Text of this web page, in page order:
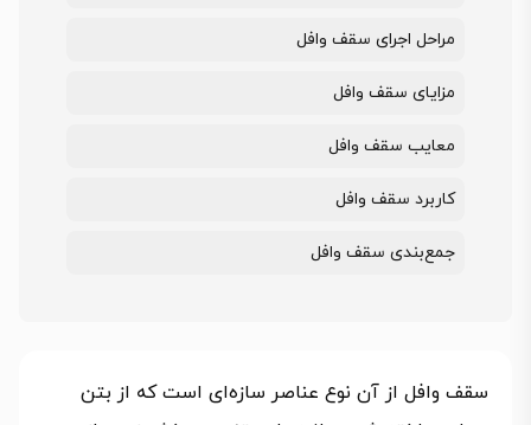
مراحل اجرای سقف وافل
مزایای سقف وافل
معایب سقف وافل
کاربرد سقف وافل
جمع‌بندی سقف وافل
سقف وافل از آن نوع عناصر سازه‌ای است که از بتن